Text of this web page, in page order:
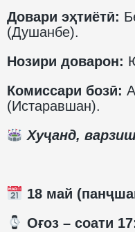
Довари эҳтиётӣ:
(Душанбе).
Нозири доварон:
Комиссари бозӣ:
(Истаравшан).
Хуҷанд,
18 май
Оғоз – соати